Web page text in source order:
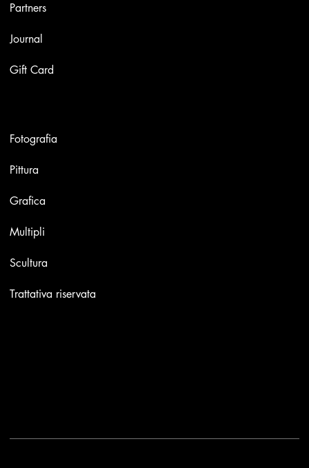
Partners
Journal
Gift Card
Fotografia
Pittura
Grafica
Multipli
Scultura
Trattativa riservata